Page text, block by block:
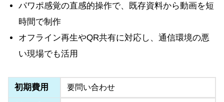
パワポ感覚の直感的操作で、既存資料から動画を短
時間で制作
オフライン再生やQR共有に対応し、通信環境の悪
い現場でも活用
初期費用 要問い合わせ